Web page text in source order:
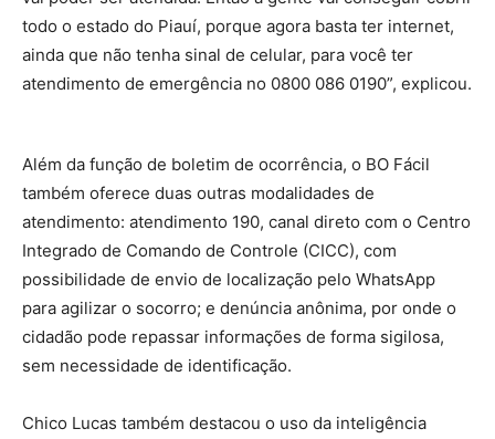
todo o estado do Piauí, porque agora basta ter internet,
ainda que não tenha sinal de celular, para você ter
atendimento de emergência no 0800 086 0190”, explicou.
Além da função de boletim de ocorrência, o BO Fácil
também oferece duas outras modalidades de
atendimento: atendimento 190, canal direto com o Centro
Integrado de Comando de Controle (CICC), com
possibilidade de envio de localização pelo WhatsApp
para agilizar o socorro; e denúncia anônima, por onde o
cidadão pode repassar informações de forma sigilosa,
sem necessidade de identificação.
Chico Lucas também destacou o uso da inteligência